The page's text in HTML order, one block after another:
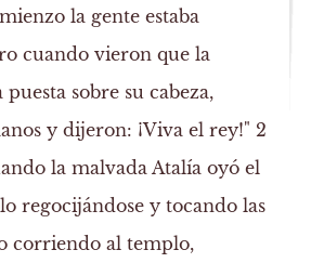
la gente estaba
cuando vieron que la
sobre su cabeza,
y dijeron: ¡Viva el rey!" 2
la malvada Atalía oyó el
regocijándose y tocando las
corriendo al templo,